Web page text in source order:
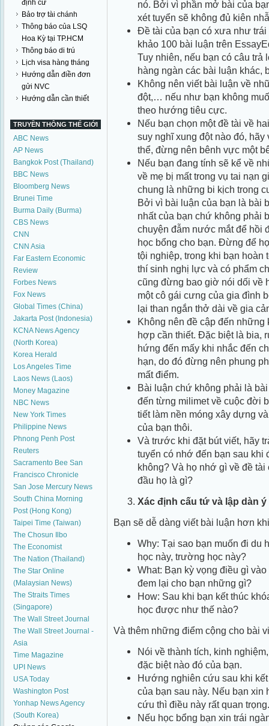
định cư
Bảo trợ tài chánh
Thông báo của LSQ
Hoa Kỳ tại TP.HCM
Thông báo di trú
Lịch visa hàng tháng
Hướng dẫn điền đơn
gửi NVC
Hướng dẫn cần thiết
TRUYỀN THÔNG THẾ GIỚI
ABC News
AP News
Bangkok Post (Thailand)
BBC News
Bloomberg News
Brunei Time
Burma Daily (Burma)
CBS News
CNN
CNN Asia
Far Eastern Economic
Review
Forbes News
Fox News
Global Times (China)
Jakarta Post (Indonesia)
KCNA News Agency
(North Korea)
Korea Herald
Los Angeles Time
Laos News (Laos)
Money Magazine
NBC News
New York Times
Philippine News
Phnong Penh Post
Reuters
Sacramento Bee San
Francisco Chronicle
San Jose Mercury News
South China Morning
Post (Hong Kong)
Taipei Time (Taiwan)
The Chosun Ilbo
The Economist
The Nation (Thailand)
The Star Online
(Malaysian News)
The Straits Times
(Singapore)
The Wall Street Journal
The Wall Street Journal -
Asia
Time Magazine
UPI News
USA Today
Washington Post
Yonhap News Agency
(South Korea)
nó. Bởi vì phần mở bài của
xét tuyển sẽ không đủ kiên
Đề tài của bạn có xưa như trái
khảo 100 bài luận trên
Tuy nhiên, nếu bạn có câu trả
hàng ngàn các bài luận khác,
Không nên viết bài luận về
đột,… nếu như bạn không
theo hướng tiêu cực.
Nếu bạn chọn một đề tài về
suy nghĩ xung đột nào đó,
thể, đừng nên bênh vực một
Nếu bạn đang tính sẽ kể về
về mẹ bị mất trong vụ tai nạn
chung là những bi kịch trong
Bởi vì bài luận của bạn là bài
nhất của bạn chứ không phải
chuyện đẫm nước mắt để hồi
học bổng cho bạn. Đừng để
tội nghiệp, trong khi bạn hoàn
thí sinh nghị lực và có phẩm
cũng đừng bao giờ nói dối về
một cô gái cưng của gia đình
lại than ngắn thở dài về gia
Không nên đề cập đến
hợp cần thiết. Đặc biệt là bia,
hứng đến mấy khi nhắc đến
hạn, do đó đừng nên phung
mất điểm.
Bài luận chứ không phải là
đến từng milimet về cuộc đời
tiết làm nền móng xây dựng
của bạn thôi.
Và trước khi đặt bút viết, hãy
tuyển có nhớ đến bạn sau khi
không? Và họ nhớ gì về đề
đầu họ là gì?
Xác định cấu tứ và lập dàn
Bạn sẽ dễ dàng viết bài luận hơn
Why: Tại sao bạn muốn đi du
học này, trường học này?
What: Bạn kỳ vọng điều gì
đem lại cho bạn những gì?
How: Sau khi bạn kết thúc
học được như thế nào?
Và thêm những điểm cộng cho bài
Nói về thành tích, kinh
đặc biệt nào đó của bạn.
Hướng nghiên cứu sau khi
của bạn sau này. Nếu bạn xin
cứu thì điều này rất quan trọng.
Nếu học bổng bạn xin trái